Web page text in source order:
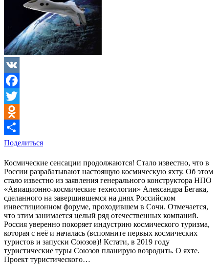
VK
Facebook
Twitter
Odnoklassniki
Поделиться
Космические сенсации продолжаются! Стало известно, что в
России разрабатывают настоящую космическую яхту. Об этом
стало известно из заявления генерального конструктора НПО
«Авиационно-космические технологии» Александра Бегака,
сделанного на завершившемся на днях Российском
инвестиционном форуме, проходившем в Сочи. Отмечается,
что этим занимается целый ряд отечественных компаний.
Россия уверенно покоряет индустрию космического туризма,
которая с неё и началась (вспомните первых космических
туристов и запуски Союзов)! Кстати, в 2019 году
туристические туры Союзов планирую возродить. О яхте.
Проект туристического…